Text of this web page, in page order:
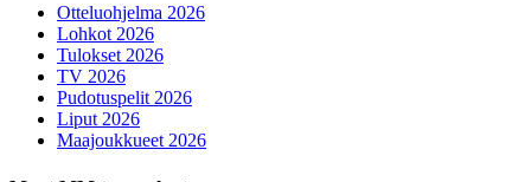
Otteluohjelma 2026
Lohkot 2026
Tulokset 2026
TV 2026
Pudotuspelit 2026
Liput 2026
Maajoukkueet 2026